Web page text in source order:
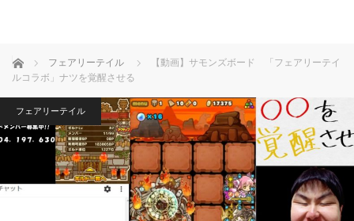
ホーム フェアリーテイル
【動画】サモンズボード 「フェアリーテイ
ルコラボ」ナツを覚醒させる
フェアリーテイル